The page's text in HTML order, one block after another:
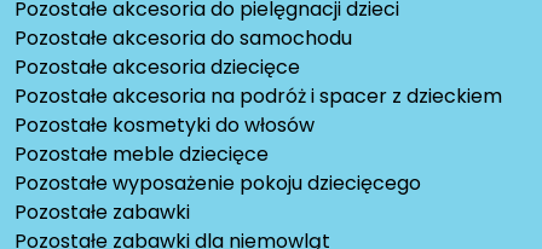
Pozostałe akcesoria do pielęgnacji dzieci
Pozostałe akcesoria do samochodu
Pozostałe akcesoria dziecięce
Pozostałe akcesoria na podróż i spacer z dzieckiem
Pozostałe kosmetyki do włosów
Pozostałe meble dziecięce
Pozostałe wyposażenie pokoju dziecięcego
Pozostałe zabawki
Pozostałe zabawki dla niemowląt